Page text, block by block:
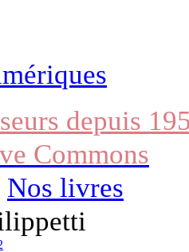
depuis
Commons
Nos livres